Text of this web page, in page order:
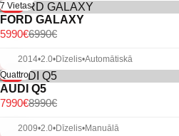
-14%
7 Vietas
FORD GALAXY
6990€
5990€
2014•2.0•Dīzelis•Automātiskā
-11%
Quattro
AUDI Q5
8990€
7990€
2009•2.0•Dīzelis•Manuālā